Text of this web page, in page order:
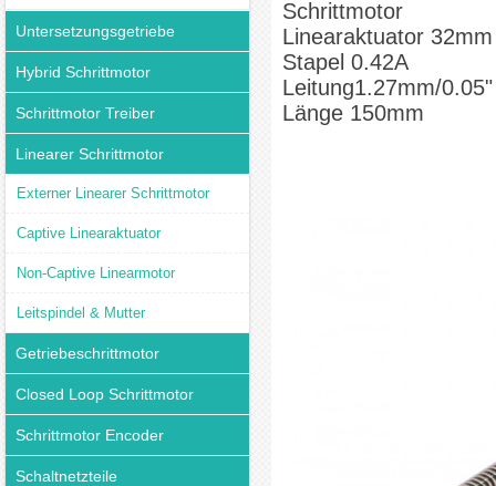
Untersetzungsgetriebe
Hybrid Schrittmotor
Schrittmotor Treiber
Linearer Schrittmotor
Externer Linearer Schrittmotor
Captive Linearaktuator
Non-Captive Linearmotor
Leitspindel & Mutter
Getriebeschrittmotor
Closed Loop Schrittmotor
Schrittmotor Encoder
Schaltnetzteile
Schrittmotor
Linearaktuator 32mm
Stapel 0.42A
Leitung1.27mm/0.05"
Länge 150mm